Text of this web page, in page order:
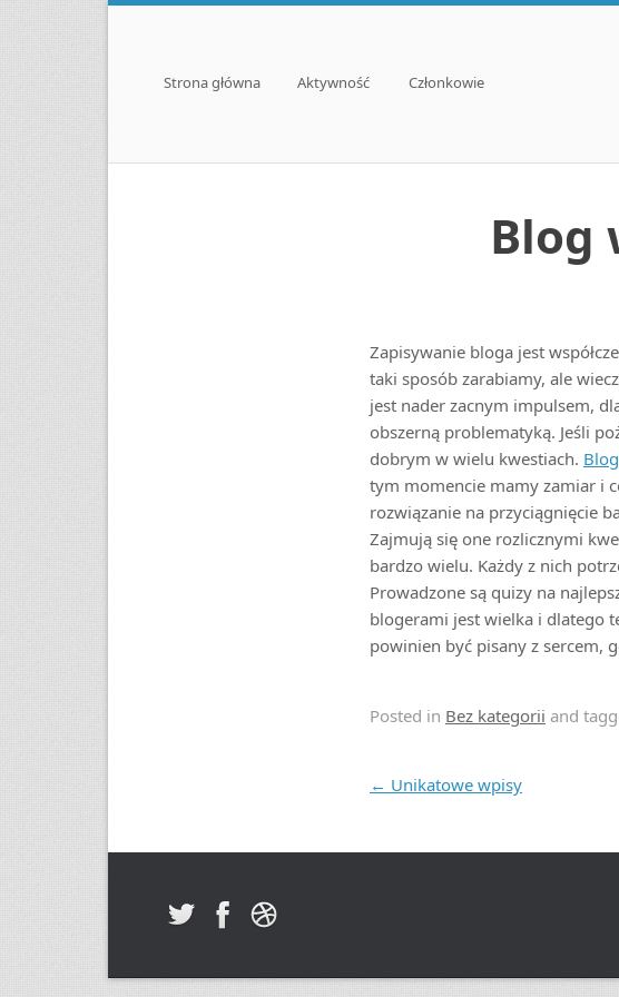
Menu
Skip to content
Strona główna Aktywność Członkowie
Blog
Zapisywanie bloga jest
taki sposób zarabiamy, ale
jest nader zacnym impulsem,
obszerną problematyką. Jeśli
dobrym w wielu kwestiach.
tym momencie mamy zamiar i
rozwiązanie na przyciągnięcie
Zajmują się one rozlicznymi
bardzo wielu. Każdy z nich
Prowadzone są quizy na
blogerami jest wielka i dlatego
powinien być pisany z sercem,
Posted in Bez kategorii and
Post navigation
← Unikatowe wpisy